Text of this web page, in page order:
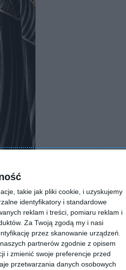
takie jak pliki cookie, i uzyskujemy
identyfikatory i standardowe
reklam i treści, pomiaru reklam i
Za Twoją zgodą my i nasi
przez skanowanie urządzeń.
partnerów zgodnie z opisem
i zmienić swoje preferencje przed
przetwarzania danych osobowych